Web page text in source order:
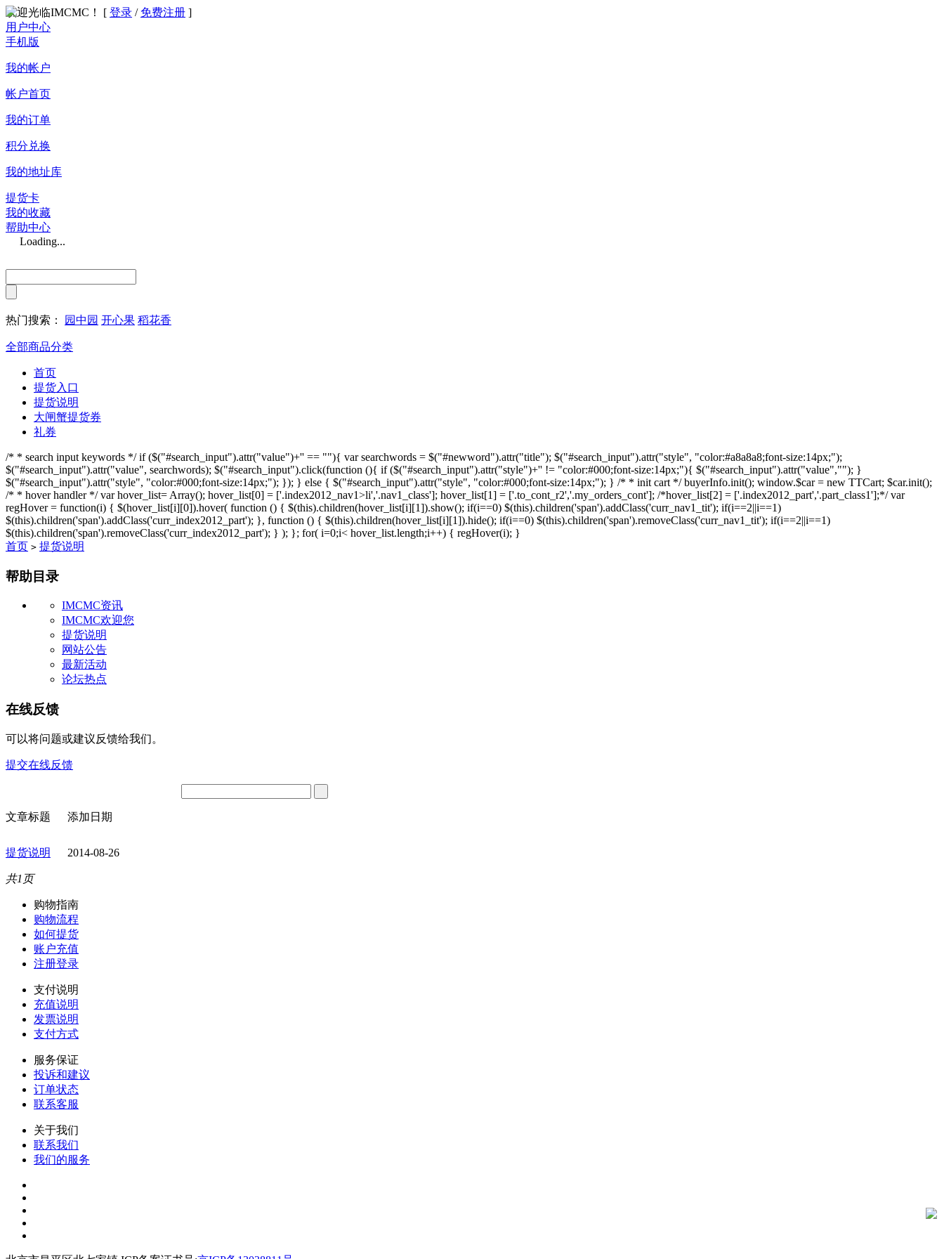
欢迎光临IMCMC！ [ 登录 / 免费注册 ]
用户中心
手机版
我的帐户
帐户首页
我的订单
积分兑换
我的地址库
提货卡
我的收藏
帮助中心
Loading...
热门搜索： 园中园 开心果 稻花香
全部商品分类
首页
提货入口
提货说明
大闸蟹提货券
礼券
/* * search input keywords */ if ($("#search_input").attr("value")+'' == ""){ var searchwords = $("#newword").attr("title"); $("#search_input").attr("style", "color:#a8a8a8;font-size:14px;");
$("#search_input").attr("value", searchwords); $("#search_input").click(function (){ if ($("#search_input").attr("style")+'' != "color:#000;font-size:14px;"){ $("#search_input").attr("value",""); }
$("#search_input").attr("style", "color:#000;font-size:14px;"); }); } else { $("#search_input").attr("style", "color:#000;font-size:14px;"); } /* * init cart */ buyerInfo.init(); window.$car = new TTCart; $car.init();
/* * hover handler */ var hover_list= Array(); hover_list[0] = ['.index2012_nav1>li','.nav1_class']; hover_list[1] = ['.to_cont_r2','.my_orders_cont']; /*hover_list[2] = ['.index2012_part','.part_class1'];*/ var
regHover = function(i) { $(hover_list[i][0]).hover( function () { $(this).children(hover_list[i][1]).show(); if(i==0) $(this).children('span').addClass('curr_nav1_tit'); if(i==2||i==1)
$(this).children('span').addClass('curr_index2012_part'); }, function () { $(this).children(hover_list[i][1]).hide(); if(i==0) $(this).children('span').removeClass('curr_nav1_tit'); if(i==2||i==1)
$(this).children('span').removeClass('curr_index2012_part'); } ); }; for( i=0;i< hover_list.length;i++) { regHover(i); }
首页 > 提货说明
帮助目录
IMCMC资讯
IMCMC欢迎您
提货说明
网站公告
最新活动
论坛热点
在线反馈
可以将问题或建议反馈给我们。
提交在线反馈
文章标题 添加日期
提货说明 2014-08-26
共1页
购物指南
购物流程
如何提货
账户充值
注册登录
支付说明
充值说明
发票说明
支付方式
服务保证
投诉和建议
订单状态
联系客服
关于我们
联系我们
我们的服务